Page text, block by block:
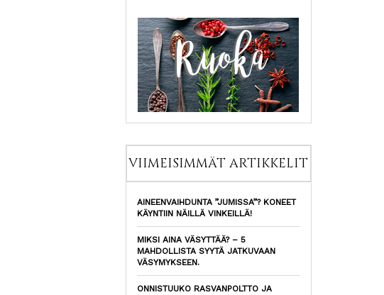
VIIMEISIMMÄT ARTIKKELIT
AINEENVAIHDUNTA ”JUMISSA”? KONEET
KÄYNTIIN NÄILLÄ VINKEILLÄ!
MIKSI AINA VÄSYTTÄÄ? – 5
MAHDOLLISTA SYYTÄ JATKUVAAN
VÄSYMYKSEEN.
ONNISTUUKO RASVANPOLTTO JA